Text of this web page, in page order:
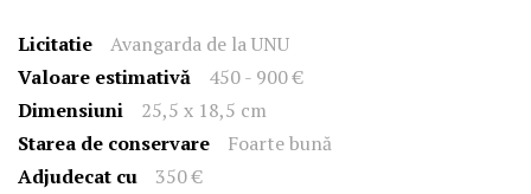
Licitatie
Avangarda de la UNU
Valoare estimativă
450 - 900 €
Dimensiuni
25,5 x 18,5 cm
Starea de conservare
Foarte bună
Adjudecat cu
350 €